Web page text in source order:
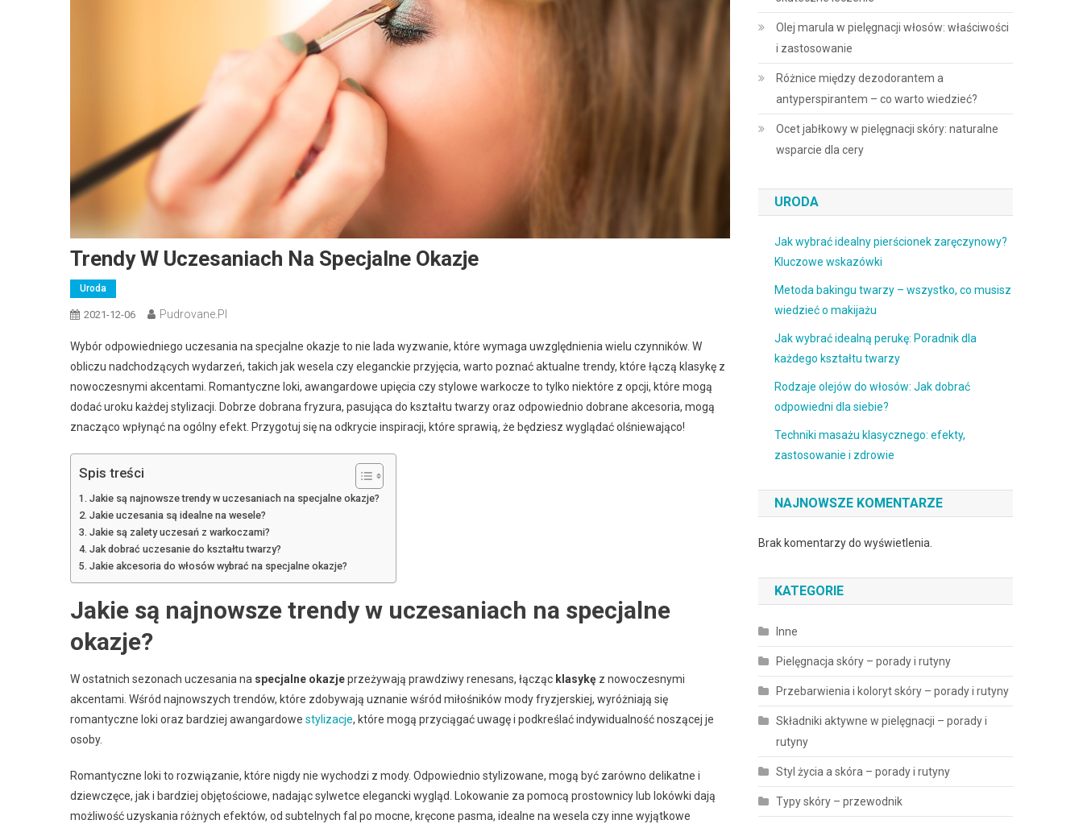
Trendy W Uczesaniach Na Specjalne Okazje
Uroda
2021-12-06 Pudrovane.pl
Wybór odpowiedniego uczesania na specjalne okazje to nie lada wyzwanie, które wymaga uwzględnienia wielu czynników. W
obliczu nadchodzących wydarzeń, takich jak wesela czy eleganckie przyjęcia, warto poznać aktualne trendy, które łączą klasykę z
nowoczesnymi akcentami. Romantyczne loki, awangardowe upięcia czy stylowe warkocze to tylko niektóre z opcji, które mogą
dodać uroku każdej stylizacji. Dobrze dobrana fryzura, pasująca do kształtu twarzy oraz odpowiednio dobrane akcesoria, mogą
znacząco wpłynąć na ogólny efekt. Przygotuj się na odkrycie inspiracji, które sprawią, że będziesz wyglądać olśniewająco!
Spis treści
Jakie są najnowsze trendy w uczesaniach na specjalne okazje?
Jakie uczesania są idealne na wesele?
Jakie są zalety uczesań z warkoczami?
Jak dobrać uczesanie do kształtu twarzy?
Jakie akcesoria do włosów wybrać na specjalne okazje?
Jakie są najnowsze trendy w uczesaniach na specjalne
okazje?
W ostatnich sezonach uczesania na specjalne okazjeprzeżywają prawdziwy renesans, łącząc klasykę z nowoczesnymi
akcentami. Wśród najnowszych trendów, które zdobywają uznanie wśród miłośników mody fryzjerskiej, wyróżniają się
romantyczne loki oraz bardziej awangardowe stylizacje, które mogą przyciągać uwagę i podkreślać indywidualność noszącej je
osoby.
Romantyczne loki to rozwiązanie, które nigdy nie wychodzi z mody. Odpowiednio stylizowane, mogą być zarówno delikatne i
dziewczęce, jak i bardziej objętościowe, nadając sylwetce elegancki wygląd. Lokowanie za pomocą prostownicy lub lokówki dają
możliwość uzyskania różnych efektów, od subtelnych fal po mocne, kręcone pasma, idealne na wesela czy inne wyjątkowe
Olej marula w pielęgnacji włosów: właściwości
i zastosowanie
Różnice między dezodorantem a
antyperspirantem – co warto wiedzieć?
Ocet jabłkowy w pielęgnacji skóry: naturalne
wsparcie dla cery
URODA
Jak wybrać idealny pierścionek zaręczynowy?
Kluczowe wskazówki
Metoda bakingu twarzy – wszystko, co musisz
wiedzieć o makijażu
Jak wybrać idealną perukę: Poradnik dla
każdego kształtu twarzy
Rodzaje olejów do włosów: Jak dobrać
odpowiedni dla siebie?
Techniki masażu klasycznego: efekty,
zastosowanie i zdrowie
NAJNOWSZE KOMENTARZE
Brak komentarzy do wyświetlenia.
KATEGORIE
Inne
Pielęgnacja skóry – porady i rutyny
Przebarwienia i koloryt skóry – porady i rutyny
Składniki aktywne w pielęgnacji – porady i
rutyny
Styl życia a skóra – porady i rutyny
Typy skóry – przewodnik